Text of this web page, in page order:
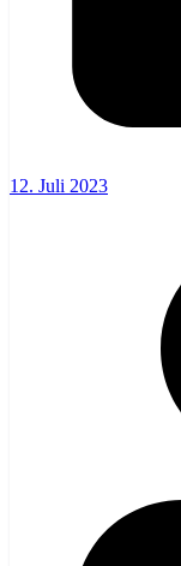
12. Juli 2023